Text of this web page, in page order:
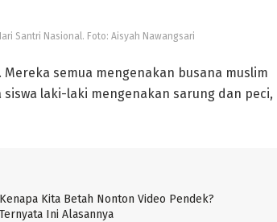
Santri Nasional. Foto: Aisyah Nawangsari
semua mengenakan busana muslim
laki-laki mengenakan sarung dan peci,
Kenapa Kita Betah Nonton Video Pendek?
Ternyata Ini Alasannya